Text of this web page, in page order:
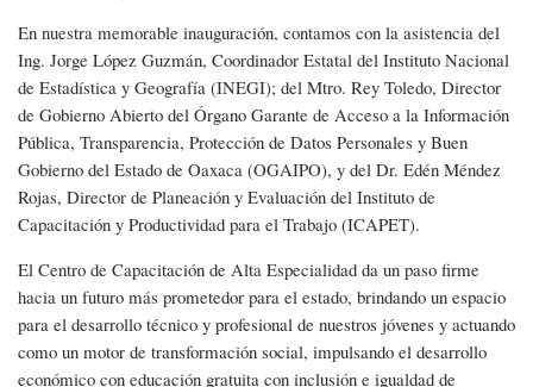
En nuestra memorable inauguración, contamos con la asistencia del
Ing. Jorge López Guzmán, Coordinador Estatal del Instituto Nacional
de Estadística y Geografía (INEGI); del Mtro. Rey Toledo, Director
de Gobierno Abierto del Órgano Garante de Acceso a la Información
Pública, Transparencia, Protección de Datos Personales y Buen
Gobierno del Estado de Oaxaca (OGAIPO), y del Dr. Edén Méndez
Rojas, Director de Planeación y Evaluación del Instituto de
Capacitación y Productividad para el Trabajo (ICAPET).
El Centro de Capacitación de Alta Especialidad da un paso firme
hacia un futuro más prometedor para el estado, brindando un espacio
para el desarrollo técnico y profesional de nuestros jóvenes y actuando
como un motor de transformación social, impulsando el desarrollo
económico con educación gratuita con inclusión e igualdad de